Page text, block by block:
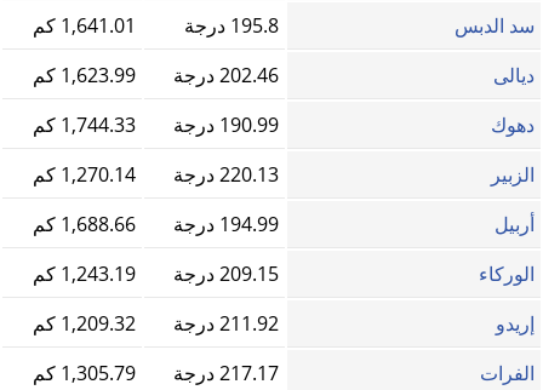
سد الدبس
195.8 درجة
1,641.01 كم
ديالى
202.46 درجة
1,623.99 كم
دهوك
190.99 درجة
1,744.33 كم
الزبير
220.13 درجة
1,270.14 كم
أربيل
194.99 درجة
1,688.66 كم
الوركاء
209.15 درجة
1,243.19 كم
إريدو
211.92 درجة
1,209.32 كم
الفرات
217.17 درجة
1,305.79 كم